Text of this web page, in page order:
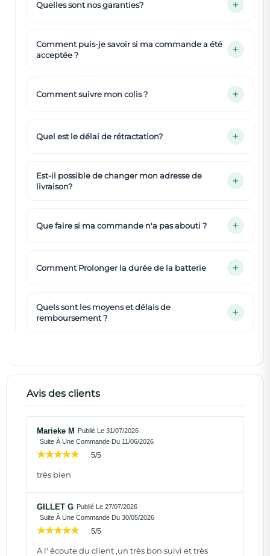
Quelles sont nos garanties?
Comment puis-je savoir si ma commande a été
acceptée ?
Comment suivre mon colis ?
Quel est le délai de rétractation?
Est-il possible de changer mon adresse de
livraison?
Que faire si ma commande n'a pas abouti ?
Comment Prolonger la durée de la batterie
Quels sont les moyens et délais de
remboursement ?
Avis des clients
Marieke M
Publié Le 31/07/2026
Suite À Une Commande Du 11/06/2026
5/5
très bien
GILLET G Publié Le 27/07/2026
Suite À Une Commande Du 30/05/2026
5/5
A l' écoute du client ,un très bon suivi et très